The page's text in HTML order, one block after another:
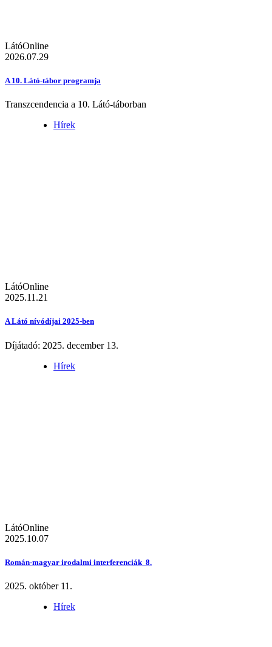
LátóOnline
2026.07.29
A 10. Látó-tábor programja
Transzcendencia a 10. Látó-táborban
Hírek
LátóOnline
2025.11.21
A Látó nívódíjai 2025-ben
Díjátadó: 2025. december 13.
Hírek
LátóOnline
2025.10.07
Román-magyar irodalmi interferenciák 8.
2025. október 11.
Hírek